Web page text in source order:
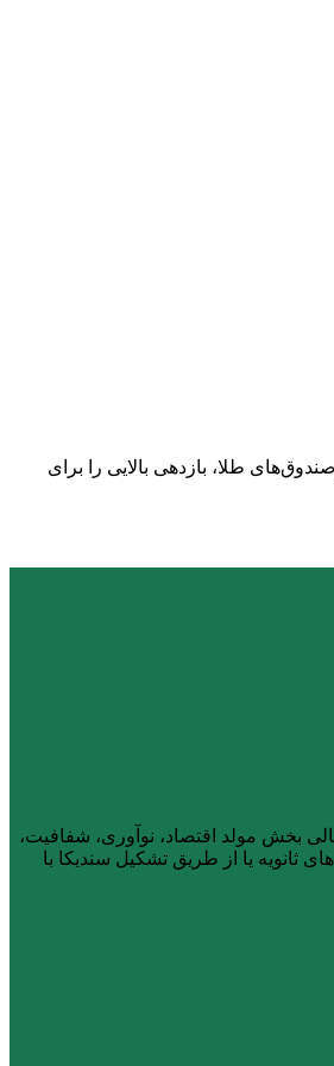
طلا، بازدهی بالایی را برای
مدیره این شرکت، تحول در تامین مالی بخش مولد اقتصاد، نوآوری، شفافیت،
ثانویه یا از طریق تشکیل سندیکا با